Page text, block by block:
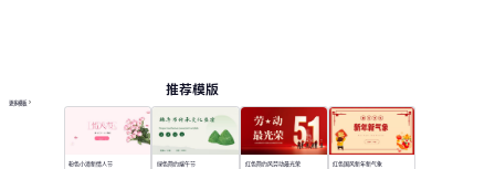
推荐模版
更多模板
粉色小清新情人节 绿色简约端午节 红色简约风劳动最光荣 红色国风新年新气象